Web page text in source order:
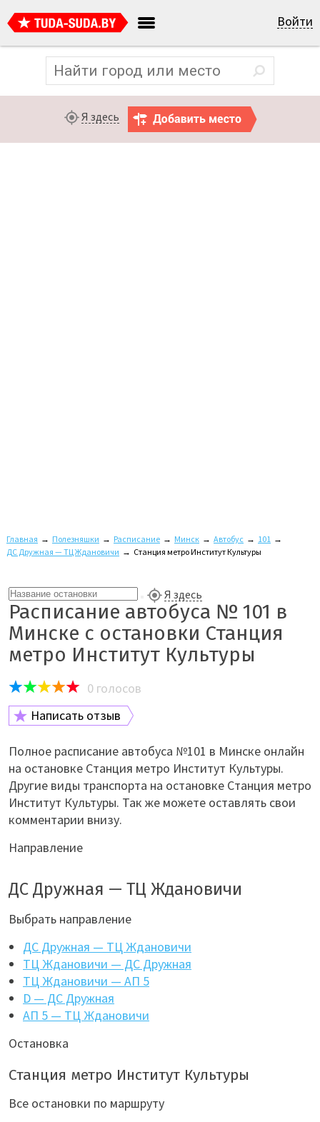
Войти
Я здесь
Главная → Полезняшки → Расписание → Минск → Автобус → 101 →
ДС Дружная — ТЦ Ждановичи → Станция метро Институт Культуры
Я здесь
Расписание автобуса № 101 в
Минске с остановки Станция
метро Институт Культуры
0 голосов
Написать отзыв
Полное расписание автобуса №101 в Минске онлайн
на остановке Станция метро Институт Культуры.
Другие виды транспорта на остановке Станция метро
Институт Культуры. Так же можете оставлять свои
комментарии внизу.
Направление
ДС Дружная — ТЦ Ждановичи
Выбрать направление
ДС Дружная — ТЦ Ждановичи
ТЦ Ждановичи — ДС Дружная
ТЦ Ждановичи — АП 5
D — ДС Дружная
АП 5 — ТЦ Ждановичи
Остановка
Станция метро Институт Культуры
Все остановки по маршруту